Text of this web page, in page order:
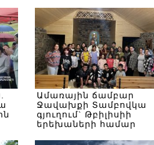
Ամառային ճամբար
Ջավախքի Տամբովկա
գյուղում` Թբիլիսիի
երեխաների համար